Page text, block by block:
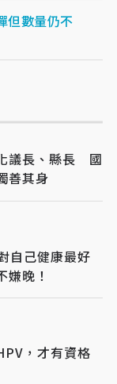
但數量仍不
議長、縣長 國
善其身
自己健康最好
嫌晚！
，才有資格